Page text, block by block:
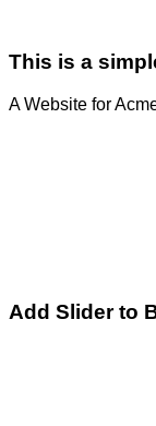
This is a
A Website for
Add Slider to